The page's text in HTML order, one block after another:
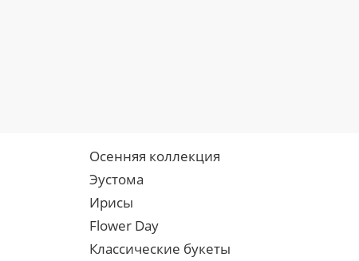
Осенняя коллекция
Эустома
Ирисы
Flower Day
Классические букеты